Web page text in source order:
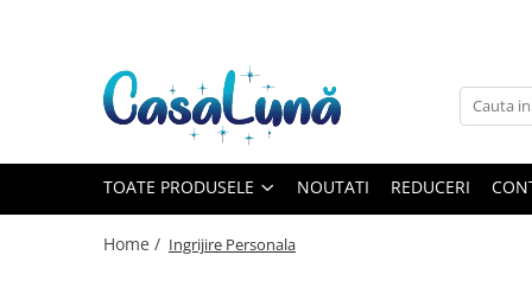
Toate Produsele
Gamma D'ORO
Gamma D'ORO Odorizant Cu
TOATE PRODUSELE NOUTATI REDUCERI
Home / Ingrijire Personala